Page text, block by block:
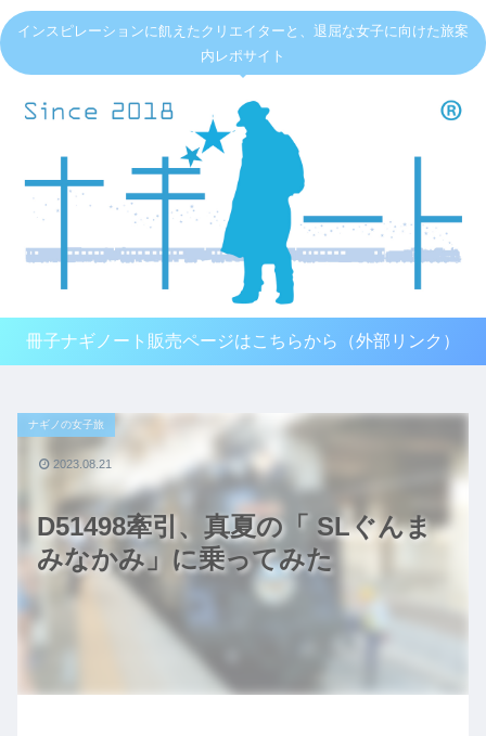
インスピレーションに飢えたクリエイターと、退屈な女子に向けた旅案
内レポサイト
冊子ナギノート販売ページはこちらから（外部リンク）
D51498牽引、真夏の「 SLぐんま
みなかみ」に乗ってみた
ナギノの女子旅
2023.08.21